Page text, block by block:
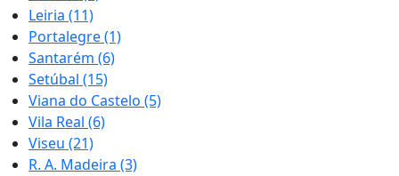
Leiria (11)
Portalegre(1)
Santarém (6)
Setúbal (15)
Viana do Castelo (5)
Vila Real (6)
Viseu (21)
R. A. Madeira (3)